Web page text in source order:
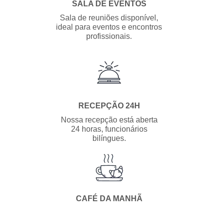
SALA DE EVENTOS
Sala de reuniões disponível,
ideal para eventos e encontros
profissionais.
RECEPÇÃO 24H
Nossa recepção está aberta
24 horas, funcionários
bilíngues.
CAFÉ DA MANHÃ